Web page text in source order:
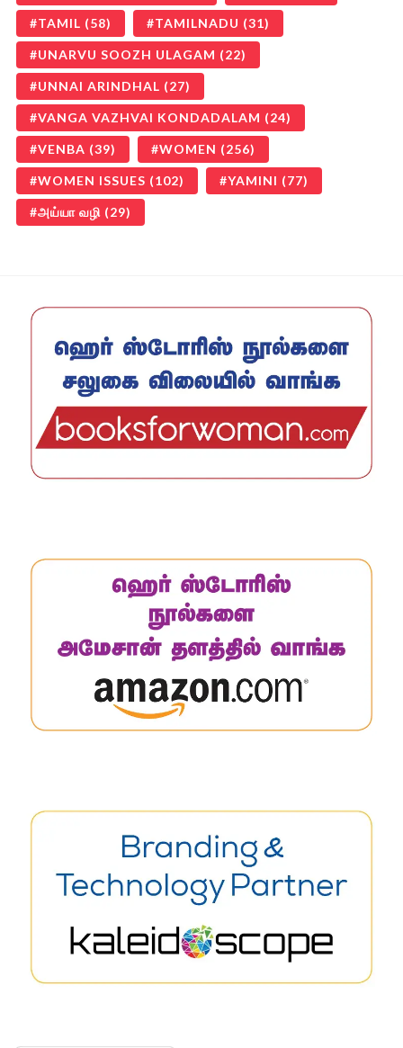
TAMIL (58) TAMILNADU (31)
UNARVU SOOZH ULAGAM (22)
UNNAI ARINDHAL (27)
VANGA VAZHVAI KONDADALAM (24)
VENBA (39) WOMEN (256)
WOMEN ISSUES (102) YAMINI (77)
அய்யா வழி (29)